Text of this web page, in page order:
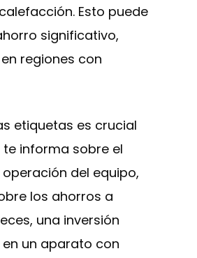
Esto puede
significativo,
regiones con
etiquetas es crucial
informa sobre el
del equipo,
los ahorros a
una inversión
un aparato con